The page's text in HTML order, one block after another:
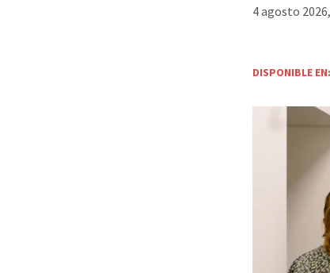
4 agosto
DISPONIBLE EN: